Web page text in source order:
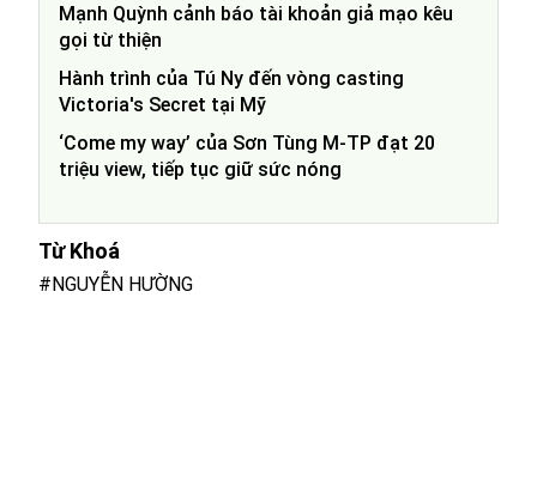
Mạnh Quỳnh cảnh báo tài khoản giả mạo kêu
gọi từ thiện
Hành trình của Tú Ny đến vòng casting
Victoria's Secret tại Mỹ
‘Come my way’ của Sơn Tùng M-TP đạt 20
triệu view, tiếp tục giữ sức nóng
Từ Khoá
#NGUYỄN HƯỜNG